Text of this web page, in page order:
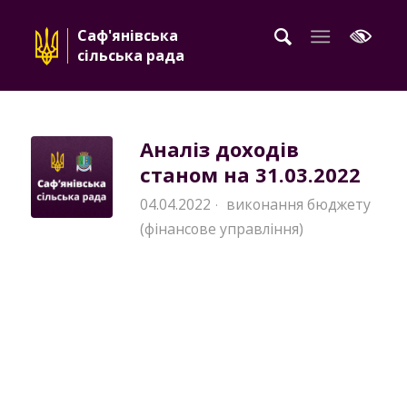
Саф'янівська
сільська рада
Аналіз доходів
станом на 31.03.2022
04.04.2022 · виконання бюджету
(фінансове управління)